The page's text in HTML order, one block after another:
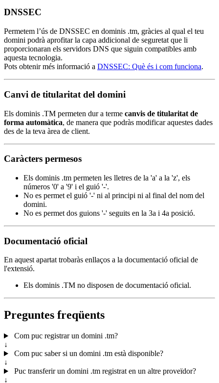
DNSSEC
Permetem l’ús de DNSSEC en dominis .tm, gràcies al qual el teu
domini podrà aprofitar la capa addicional de seguretat que li
proporcionaran els servidors DNS que siguin compatibles amb
aquesta tecnologia.
Pots obtenir més informació a DNSSEC: Què és i com funciona.
Canvi de titularitat del domini
Els dominis .TM permeten dur a terme canvis de titularitat de
forma automàtica, de manera que podràs modificar aquestes dades
des de la teva àrea de client.
Caràcters permesos
Els dominis .tm permeten les lletres de la 'a' a la 'z', els
números '0' a '9' i el guió '-'.
No es permet el guió '-' ni al principi ni al final del nom del
domini.
No es permet dos guions '-' seguits en la 3a i 4a posició.
Documentació oficial
En aquest apartat trobaràs enllaços a la documentació oficial de
l'extensió.
Els dominis .TM no disposen de documentació oficial.
Preguntes freqüents
Com puc registrar un domini .tm?
↓
Com puc saber si un domini .tm està disponible?
↓
Puc transferir un domini .tm registrat en un altre proveïdor?
↓